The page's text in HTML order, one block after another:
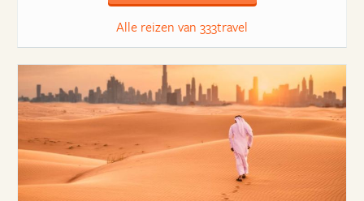
Alle reizen van 333travel